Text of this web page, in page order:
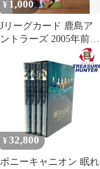
¥ 1,000
Jリーグカード 鹿島ア
ントラーズ 2005年前後
¥ 32,800
ポニーキャニオン 眠れ